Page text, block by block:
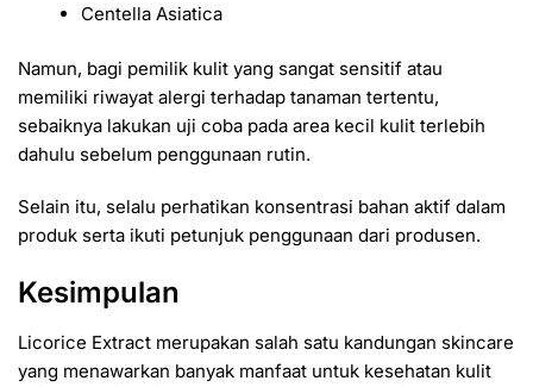
Centella Asiatica
Namun, bagi pemilik kulit yang sangat sensitif atau
memiliki riwayat alergi terhadap tanaman tertentu,
sebaiknya lakukan uji coba pada area kecil kulit terlebih
dahulu sebelum penggunaan rutin.
Selain itu, selalu perhatikan konsentrasi bahan aktif dalam
produk serta ikuti petunjuk penggunaan dari produsen.
Kesimpulan
Licorice Extract merupakan salah satu kandungan skincare
yang menawarkan banyak manfaat untuk kesehatan kulit